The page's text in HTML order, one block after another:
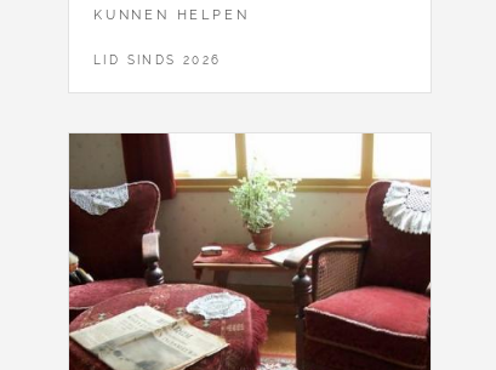
KUNNEN HELPEN
LID SINDS 2026